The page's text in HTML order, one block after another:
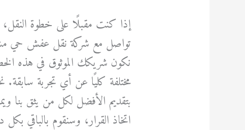
إذا كنت مقبلًا على خطوة النقل،
تواصل مع شركة نقل عفش حي
نكون شريكك الموثوق في هذه
مختلفة كليًا عن أي تجربة سابقة.
بتقديم الأفضل لكل من يثق بنا
اتخاذ القرار، وسنقوم بالباقي